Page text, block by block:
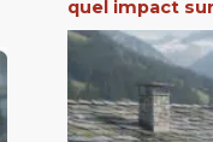
quel impact